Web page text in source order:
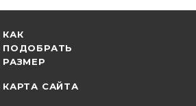
КАК
ПОДОБРАТЬ
РАЗМЕР
КАРТА САЙТА